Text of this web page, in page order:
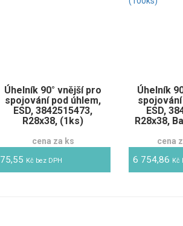
Úhelník 90° vnější pro
spojování pod úhlem,
ESD, 3842515473,
R28x38, (1ks)
cena za ks
75,55 Kč bez DPH
Úhelník
ESD,
R28x38,
cena
6 754,86 Kč